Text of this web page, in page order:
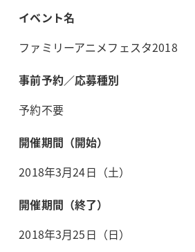
イベント名
ファミリーアニメフェスタ2018
事前予約／応募種別
予約不要
開催期間（開始）
2018年3月24日（土）
開催期間（終了）
2018年3月25日（日）